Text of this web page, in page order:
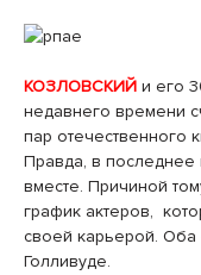
КОЗЛОВСКИЙ и его
недавнего времени
пар отечественного
Правда, в
вместе. Причиной
график актеров,
своей карьерой. Оба
Голливуде.